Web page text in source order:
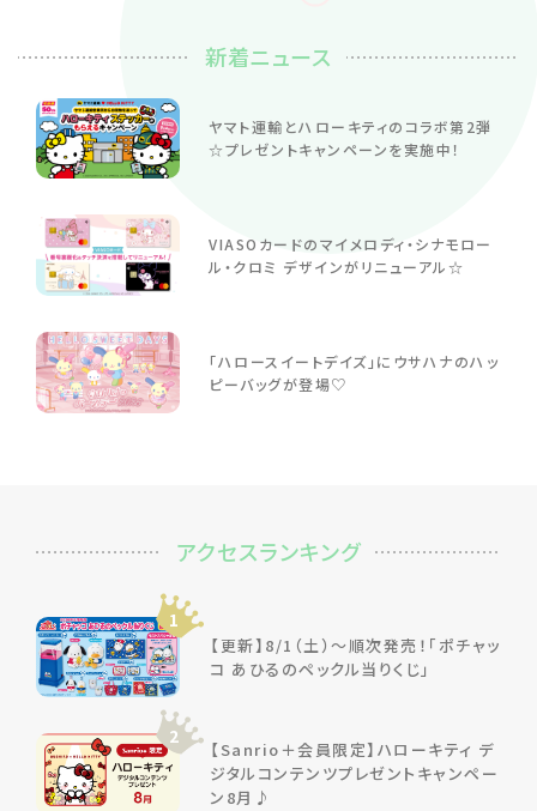
新着ニュース
ヤマト運輸とハローキティのコラボ第2弾
☆プレゼントキャンペーンを実施中！
VIASOカードのマイメロディ・シナモロー
ル・クロミ デザインがリニューアル☆
「ハロースイートデイズ」にウサハナのハッ
ピーバッグが登場♡
アクセスランキング
1
【更新】8/1（土）～順次発売！「ポチャッ
コ あひるのペックル当りくじ」
2
【Sanrio＋会員限定】ハローキティ デ
ジタルコンテンツプレゼントキャンペー
ン8月♪